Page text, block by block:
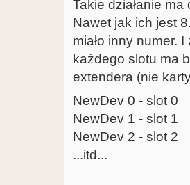
Takie działanie
Nawet jak ich jest
miało inny numer.
każdego slotu ma
extendera (nie
NewDev 0 - slot 0
NewDev 1 - slot 1
NewDev 2 - slot 2
...itd...